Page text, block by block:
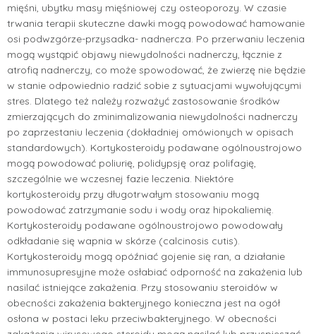
mięśni, ubytku masy mięśniowej czy osteoporozy. W czasie
trwania terapii skuteczne dawki mogą powodować hamowanie
osi podwzgórze-przysadka- nadnercza. Po przerwaniu leczenia
mogą wystąpić objawy niewydolności nadnerczy, łącznie z
atrofią nadnerczy, co może spowodować, że zwierzę nie będzie
w stanie odpowiednio radzić sobie z sytuacjami wywołującymi
stres. Dlatego też należy rozważyć zastosowanie środków
zmierzających do zminimalizowania niewydolności nadnerczy
po zaprzestaniu leczenia (dokładniej omówionych w opisach
standardowych). Kortykosteroidy podawane ogólnoustrojowo
mogą powodować poliurię, polidypsję oraz polifagię,
szczególnie we wczesnej fazie leczenia. Niektóre
kortykosteroidy przy długotrwałym stosowaniu mogą
powodować zatrzymanie sodu i wody oraz hipokaliemię.
Kortykosteroidy podawane ogólnoustrojowo powodowały
odkładanie się wapnia w skórze (calcinosis cutis).
Kortykosteroidy mogą opóźniać gojenie się ran, a działanie
immunosupresyjne może osłabiać odporność na zakażenia lub
nasilać istniejące zakażenia. Przy stosowaniu steroidów w
obecności zakażenia bakteryjnego konieczna jest na ogół
osłona w postaci leku przeciwbakteryjnego. W obecności